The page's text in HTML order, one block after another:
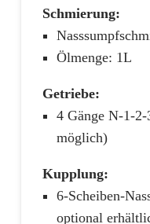
Schmierung:
Ölmenge: 1L
Getriebe:
4 Gänge N-1-
möglich)
Kupplung:
6-Scheiben-
optional